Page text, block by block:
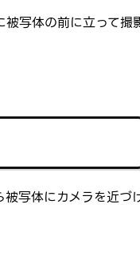
写体の前に立って撮
写体にカメラを近づ